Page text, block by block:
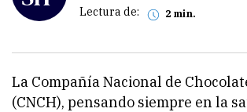
Lectura de: 2 min.
La Compañía Nacional de
(CNCH), pensando siempre en la